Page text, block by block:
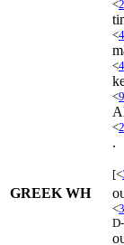
<
<
<
<
<
.
[<
GREEK WH
<